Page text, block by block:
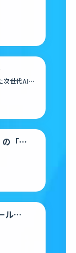
新
次世代AI
「ラ
ル